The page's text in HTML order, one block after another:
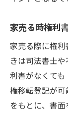
家売る時権利
家売る際に権
きは司法書士
利書がなくて
権移転登記が
をもとに、書面